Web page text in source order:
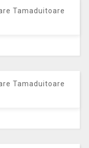
Tamaduitoare
Tamaduitoare